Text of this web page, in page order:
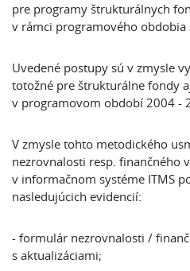
pre programy štrukturálnych
v rámci programového obdobia
Uvedené postupy sú v zmysle
totožné pre štrukturálne fondy
v programovom období 2004 -
V zmysle tohto metodického
nezrovnalosti resp. finančného
v informačnom systéme ITMS
nasledujúcich evidencií:
- formulár nezrovnalosti /
s aktualizáciami;